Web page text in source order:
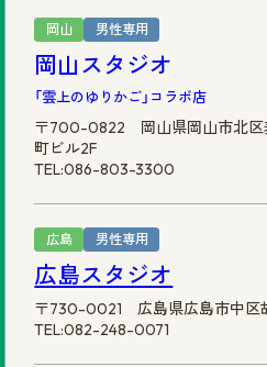
岡山 男性専用
岡山スタジオ
「雲上のゆりかご」コラボ店
〒700-0822 岡山県岡山市北区
町ビル2F
TEL:086-803-3300
広島 男性専用
広島スタジオ
〒730-0021 広島県広島市中
TEL:082-248-0071